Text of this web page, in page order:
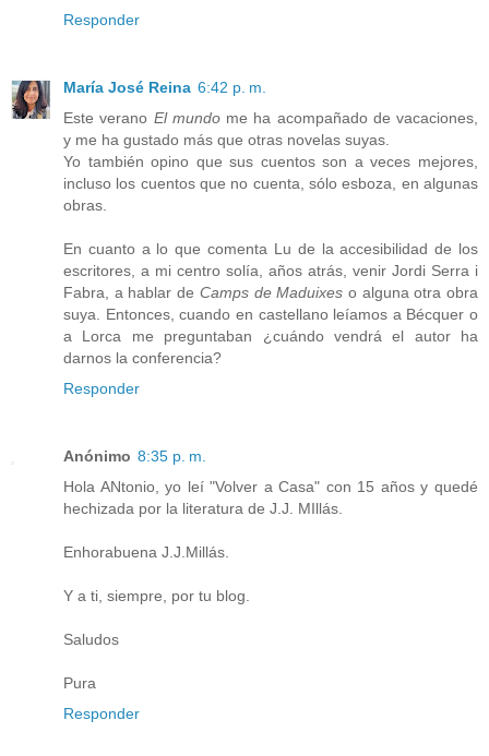
Responder
María José Reina 6:42 p. m.
Este verano El mundome ha acompañado de vacaciones,
y me ha gustado más que otras novelas suyas.
Yo también opino que sus cuentos son a veces mejores,
incluso los cuentos que no cuenta, sólo esboza, en algunas
obras.
En cuanto a lo que comenta Lu de la accesibilidad de los
escritores, a mi centro solía, años atrás, venir Jordi Serra i
Fabra, a hablar de Camps de Maduixes o alguna otra obra
suya. Entonces, cuando en castellano leíamos a Bécquer o
a Lorca me preguntaban ¿cuándo vendrá el autor ha
darnos la conferencia?
Responder
Anónimo 8:35 p. m.
Hola ANtonio, yo leí "Volver a Casa" con 15 años y quedé
hechizada por la literatura de J.J. MIllás.
Enhorabuena J.J.Millás.
Y a ti, siempre, por tu blog.
Saludos
Pura
Responder